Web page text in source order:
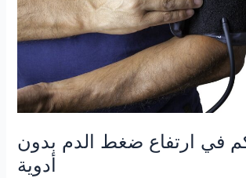
في ارتفاع ضغط الدم بدون
أدوية